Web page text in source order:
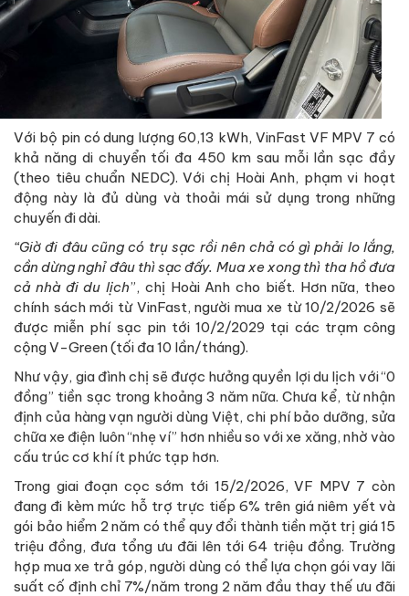
Với bộ pin có dung lượng 60,13 kWh, VinFast VF MPV 7 có
khả năng di chuyển tối đa 450 km sau mỗi lần sạc đầy
(theo tiêu chuẩn NEDC). Với chị Hoài Anh, phạm vi hoạt
động này là đủ dùng và thoải mái sử dụng trong những
chuyến đi dài.
“Giờ đi đâu cũng có trụ sạc rồi nên chả có gì phải lo lắng,
cần dừng nghỉ đâu thì sạc đấy. Mua xe xong thì tha hồ đưa
cả nhà đi du lịch”, chị Hoài Anh cho biết. Hơn nữa, theo
chính sách mới từ VinFast, người mua xe từ 10/2/2026 sẽ
được miễn phí sạc pin tới 10/2/2029 tại các trạm công
cộng V-Green (tối đa 10 lần/tháng).
Như vậy, gia đình chị sẽ được hưởng quyền lợi du lịch với “0
đồng” tiền sạc trong khoảng 3 năm nữa. Chưa kể, từ nhận
định của hàng vạn người dùng Việt, chi phí bảo dưỡng, sửa
chữa xe điện luôn “nhẹ ví” hơn nhiều so với xe xăng, nhờ vào
cấu trúc cơ khí ít phức tạp hơn.
Trong giai đoạn cọc sớm tới 15/2/2026, VF MPV 7 còn
đang đi kèm mức hỗ trợ trực tiếp 6% trên giá niêm yết và
gói bảo hiểm 2 năm có thể quy đổi thành tiền mặt trị giá 15
triệu đồng, đưa tổng ưu đãi lên tới 64 triệu đồng. Trường
hợp mua xe trả góp, người dùng có thể lựa chọn gói vay lãi
suất cố định chỉ 7%/năm trong 2 năm đầu thay thế ưu đãi